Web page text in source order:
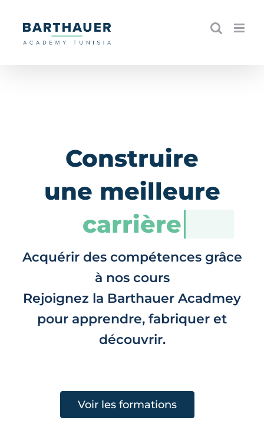
content
Construire
une meilleure
carrière
Acquérir des compétences grâce
à nos cours
Rejoignez la Barthauer Acadmey
pour apprendre, fabriquer et
découvrir.
Voir les formations